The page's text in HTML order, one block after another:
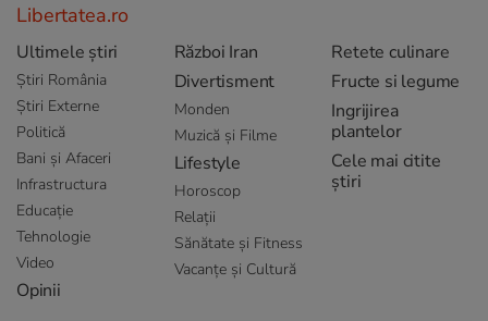
Libertatea.ro
Ultimele știri
Știri România
Știri Externe
Politică
Bani și Afaceri
Infrastructura
Educație
Tehnologie
Video
Opinii
Război Iran
Divertisment
Monden
Muzică și Filme
Lifestyle
Horoscop
Relații
Sănătate și Fitness
Vacanțe și Cultură
Retete culinare
Fructe si legume
Ingrijirea
plantelor
Cele mai citite
știri